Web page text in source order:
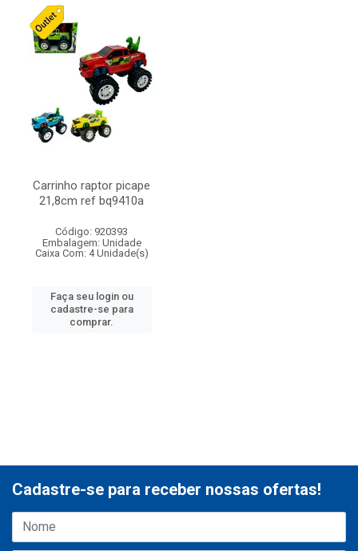
Carrinho raptor picape
21,8cm ref bq9410a
Código: 920393
Embalagem: Unidade
Caixa Com: 4 Unidade(s)
Faça seu login ou
cadastre-se para
comprar.
Cadastre-se para receber nossas ofertas!